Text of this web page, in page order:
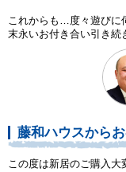
これからも…度々遊びに
末永いお付き合い引き続
藤和ハウスから
この度は新居のご購入大